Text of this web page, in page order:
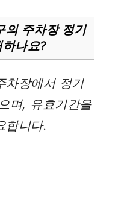
의 주차장 정기
나요?
차장에서 정기
며, 유효기간을
합니다.